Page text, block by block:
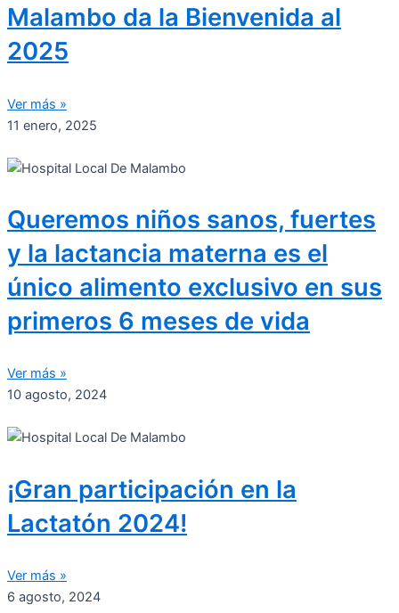
Malambo da la Bienvenida al
2025
Ver más »
11 enero, 2025
Queremos niños sanos, fuertes
y la lactancia materna es el
único alimento exclusivo en sus
primeros 6 meses de vida
Ver más »
10 agosto, 2024
¡Gran participación en la
Lactatón 2024!
Ver más »
6 agosto, 2024